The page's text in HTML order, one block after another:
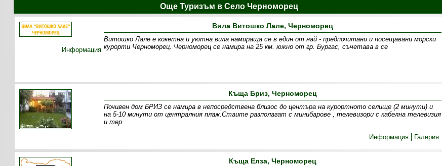
Още Туризъм в Село Черноморец
Вила Витошко Лале, Черноморец
Витошко Лале е кокетна и уютна вила намираща се в един от най - предпочитани и посещавани морски
курорти Черноморец. Черноморец се намира на 25 км. южно от гр. Бургас, съчетава в се
Информация
Къща Бриз, Черноморец
Почивен дом БРИЗ се намира в непосредствена близос до центъра на курортното селище (2 минути) и
на 5-10 минути от централния плаж.Стаите разполагат с минибарове , телевизори с кабелна телевизия
и тер
Информация
Галерия
Къща Елза, Черноморец